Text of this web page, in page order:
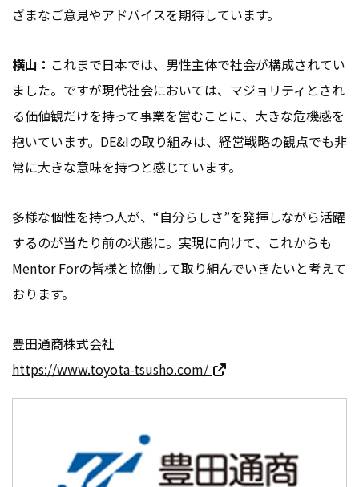
ざまなご意見やアドバイスを期待しています。
横山： これまで日本では、男性主体で社会が構成されてい
ました。ですが現代社会においては、マジョリティとされ
る価値観だけを持って事業を営むことに、大きな危機感を
抱いています。DE&Iの取り組みは、経営戦略の観点でも非
常に大きな意味を持つと感じています。
多様な個性を持つ人が、“自分らしさ”を発揮しながら活躍
するのが当たり前の状態に。実現に向けて、これからも
Mentor Forの皆様と協働して取り組んでいきたいと考えて
おります。
豊田通商株式会社
https://www.toyota-tsusho.com/